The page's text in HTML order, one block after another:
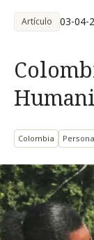
Artículo 03-04-
Colombia